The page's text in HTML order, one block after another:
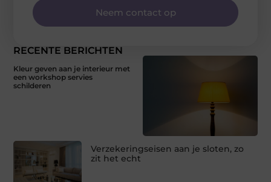
RECENTE BERICHTEN
Kleur geven aan je interieur met
een workshop servies
schilderen
Verzekeringseisen aan je sloten, zo
zit het echt
Neem contact op